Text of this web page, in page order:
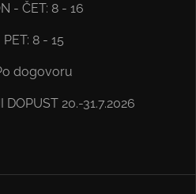
- ČET: 8 - 16
PET: 8 - 15
dogovoru
DOPUST 20.-31.7.2026